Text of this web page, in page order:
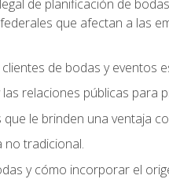
de planificación de
que afectan a las
de bodas y eventos
relaciones públicas para
le brinden una ventaja
no tradicional.
y cómo incorporar el